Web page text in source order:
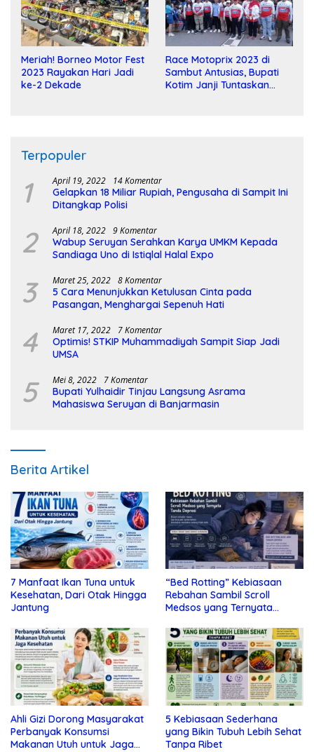
Meriah! Borneo Motor Fest
2023 Rayakan Hari Jadi
ke-2 Dekade
Race Motoprix 2023 di
Sambut Antusias, Bupati
Kotim Janji Tuntaskan
Terpopuler
1 April 19, 2022 14 Komentar
Gelapkan 18 Miliar Rupiah, Pengusaha di Sampit Ini
Ditangkap Polisi
2 April 18, 2022 9 Komentar
Wabup Seruyan Serahkan Karya UMKM Kepada
Sandiaga Uno di Istiqlal Halal Expo
3 Maret 25, 2022 8 Komentar
5 Cara Menunjukkan Ketulusan Cinta pada
Pasangan, Menghargai Sepenuh Hati
4 Maret 17, 2022 7 Komentar
Optimis! STKIP Muhammadiyah Sampit Siap Jadi
UMSA
5 Mei 8, 2022 7 Komentar
Bupati Yulhaidir Tinjau Langsung Asrama
Mahasiswa Seruyan di Banjarmasin
Berita Artikel
7 Manfaat Ikan Tuna untuk
Kesehatan, Dari Otak Hingga
Jantung
“Bed Rotting” Kebiasaan
Rebahan Sambil Scroll
Medsos yang Ternyata
Ahli Gizi Dorong Masyarakat
Perbanyak Konsumsi
Makanan Utuh untuk Jaga
5 Kebiasaan Sederhana
yang Bikin Tubuh Lebih Sehat
Tanpa Ribet